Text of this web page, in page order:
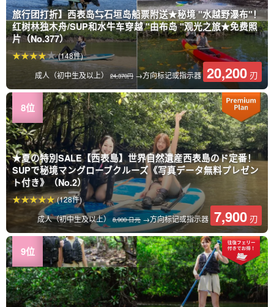
旅行团打折】西表岛⇆石垣岛船票附送★秘境 "水越野瀑布"！
红树林独木舟/SUP和水牛车穿越 "由布岛 "观光之旅★免费照
片（No.377）
成人（初中生及以上） 24,370円 →方向标记或指示器 20,200 刃
(148件)
★夏の特別SALE【西表島】世界自然遺産西表島のド定番！
SUPで秘境マングローブクルーズ《写真データ無料プレゼン
ト付き》（No.2）
成人（初中生及以上）8,900 日元 →方向标记或指示器 7,900 刃
(128件)